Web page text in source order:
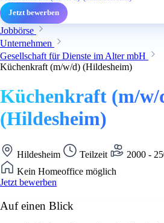
Jetzt bewerben
Jobbörse
Unternehmen
Gesellschaft für Dienste im Alter mbH
Küchenkraft (m/w/d) (Hildesheim)
Küchenkraft (m/w/
(Hildesheim)
Hildesheim Teilzeit
2000 -
Kein Homeoffice möglich
Jetzt bewerben
Auf einen Blick